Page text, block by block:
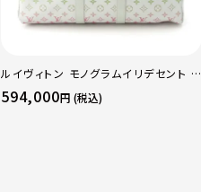
ルイヴィトン モノグラムイリデセント キ
ーポルバンドリエール45 ボストンバッ
グ M13915 マルチカラー
594,000円 (税込)